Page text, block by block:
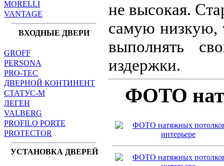
MORELLI
VANTAGE
ВХОДНЫЕ ДВЕРИ
GROFF
PERSONA
PRO-TEC
ДВЕРНОЙ КОНТИНЕНТ
СТАТУС-М
ЛЕГЕН
VALBERG
PROFILO PORTE
PROTECTOR
УСТАНОВКА ДВЕРЕЙ
не высокая.
самую низкую,
выполнять
издержки.
ФОТО